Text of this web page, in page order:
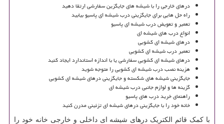
درهای خارجی را با شیشه های جایگزین سفارشی ارتقا دهید
راه حل هایی برای جایگزینی درب شیشه ای پاسیو بیابید
تعمیر و تعویض درب شیشه ای پاسیو
انواع درب های شیشه ای
درهای شیشه ای کشویی
تعمیر درب شیشه ای کشویی
درهای شیشه ای کشویی سفارشی یا با اندازه استاندارد ایجاد کنید
هزینه نصب درب شیشه ای کشویی را متوجه شوید
جایگزینی شیشه های شکسته و جایگزینی درهای شیشه ای کشویی
گزینه ها و لوازم جانبی درب شیشه ای
راهنمای خرید درب های پاسیو
خانه خود را با جایگزینی درهای شیشه ای تزئینی مدرن کنید
با کمک قائم الکتریک درهای شیشه ای داخلی و خارجی خانه خود را